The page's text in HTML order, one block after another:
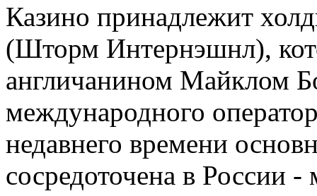
Казино принадлежит
(Шторм Интернэшнл),
англичанином Майклом
международного
недавнего времени
сосредоточена в России